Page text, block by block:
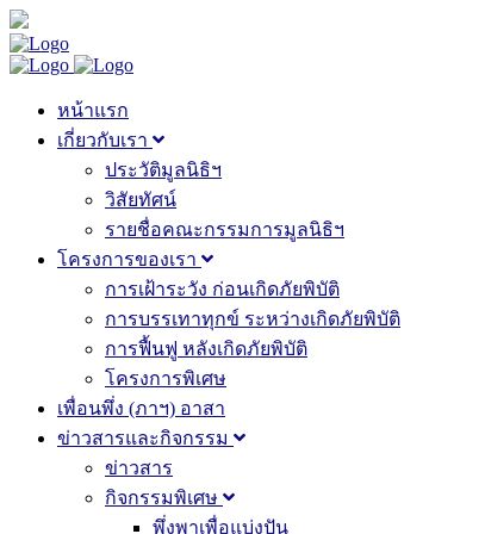
หน้าแรก
เกี่ยวกับเรา
ประวัติมูลนิธิฯ
วิสัยทัศน์
รายชื่อคณะกรรมการมูลนิธิฯ
โครงการของเรา
การเฝ้าระวัง ก่อนเกิดภัยพิบัติ
การบรรเทาทุกข์ ระหว่างเกิดภัยพิบัติ
การฟื้นฟู หลังเกิดภัยพิบัติ
โครงการพิเศษ
เพื่อนพึ่ง (ภาฯ) อาสา
ข่าวสารและกิจกรรม
ข่าวสาร
กิจกรรมพิเศษ
พึ่งพาเพื่อแบ่งปัน